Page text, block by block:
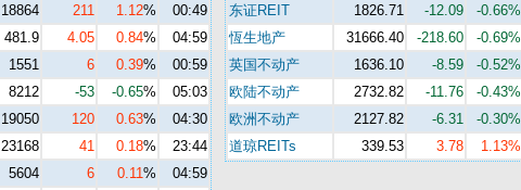
18864 211 1.12%
00:49
481.9 4.05 0.84%
04:59
1551 6 0.39%
00:59
8212 -53 -0.65%
05:03
19050 120 0.63%
04:30
23168 41 0.18%
23:44
5604 6 0.11% 04:59
东证REIT
1826.71 -12.09 -0.66%
恆生地产
31666.40 -218.60 -0.69%
英国不动产
1636.10 -8.59 -0.52%
欧陆不动产
2732.82 -11.76 -0.43%
欧洲不动产
2127.82 -6.31 -0.30%
道琼REITs
339.53 3.78 1.13%